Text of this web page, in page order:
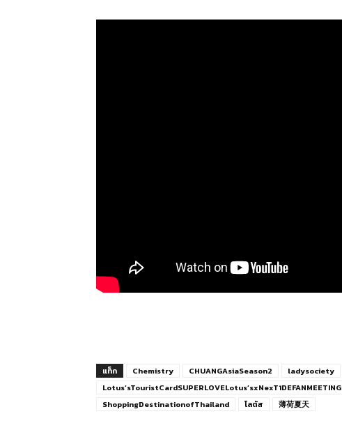
แท็ก Chemistry CHUANGAsiaSeason2 ladysociety
Lotus’sTouristCardSUPERLOVELotus’sxNexT1DEFANMEETING
ShoppingDestinationofThailand
โลตัส 薄荷夏天